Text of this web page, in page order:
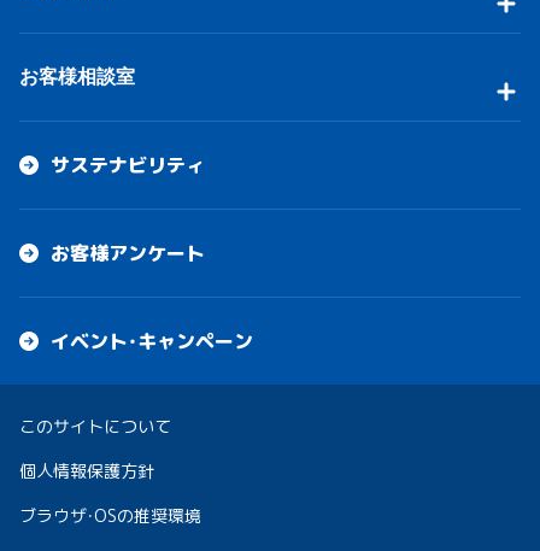
お客様相談室
サステナビリティ
お客様アンケート
イベント・キャンペーン
このサイトについて
個人情報保護方針
ブラウザ・OSの推奨環境